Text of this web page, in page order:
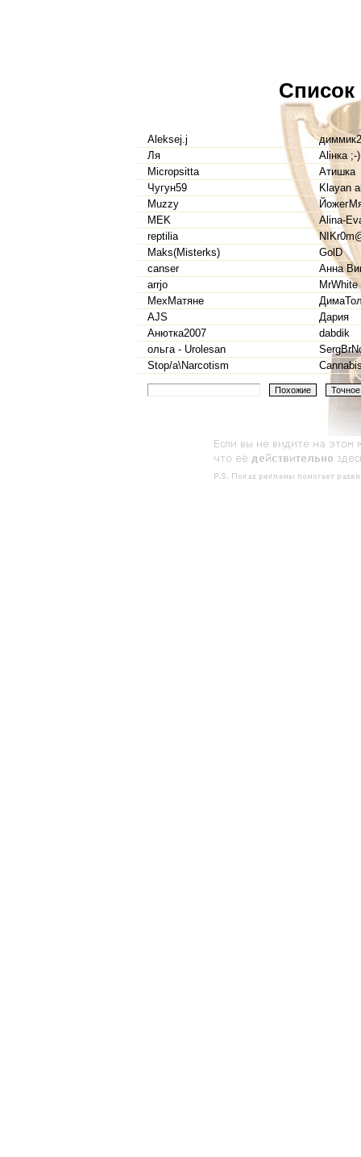
Список
Aleksej.j
Ля
Aliнка ;-)
Micropsitta
Атишка
Чугун59
Klayan
Muzzy
MEK
Alina-
reptilia
Maks(Misterks)
GolD
canser
Анна
arrjo
MrWhite
МехМатяне
AJS
Дария
Анютка2007
dabdik
ольга - Urolesan
Stop/a\Narcotism